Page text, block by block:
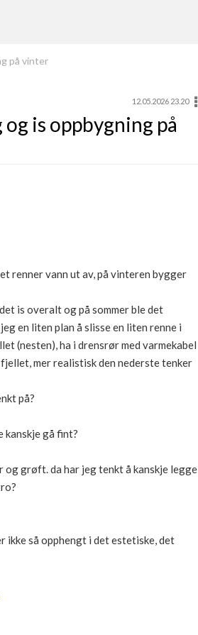
på vinter
12.05.2026 23.20
is oppbygning på
renner vann ut av, på vinteren bygger
is overalt og på sommer ble det
en liten plan å slisse en liten renne i
(nesten), ha i drensrør med varmekabel
mer realistisk den nederste tenker
på?
kanskje gå fint?
og grøft. da har jeg tenkt å kanskje legge
ikke så opphengt i det estetiske, det